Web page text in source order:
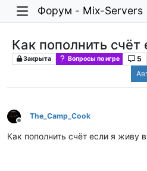
Форум - Mix-Servers
Как пополнить счёт
Закрыта Вопросы по игре 5
Не в сети
The_Camp_Cook
Как пополнить счёт если я живу